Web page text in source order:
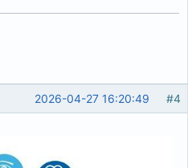
#4
2026-04-27 16:20:49